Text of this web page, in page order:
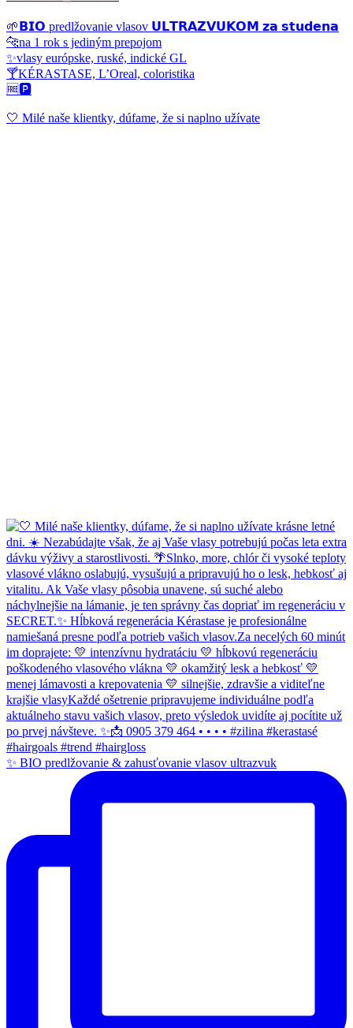
🌱𝗕𝗜𝗢 predlžovanie vlasov 𝗨𝗟𝗧𝗥𝗔𝗭𝗩𝗨𝗞𝗢𝗠 𝘇𝗮 𝘀𝘁𝘂𝗱𝗲𝗻𝗮
🐆na 1 rok s jediným prepojom
✨vlasy európske, ruské, indické GL
🍸KÉRASTASE, L’Oreal, coloristika
🆓🅿️
🤍 Milé naše klientky, dúfame, že si naplno užívate
✨ BIO predlžovanie & zahusťovanie vlasov ultrazvuk